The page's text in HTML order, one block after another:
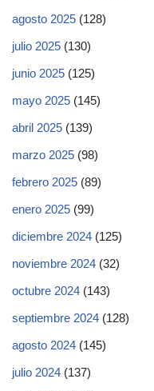
agosto 2025 (128)
julio 2025 (130)
junio 2025 (125)
mayo 2025 (145)
abril 2025 (139)
marzo 2025 (98)
febrero 2025 (89)
enero 2025 (99)
diciembre 2024 (125)
noviembre 2024 (32)
octubre 2024 (143)
septiembre 2024 (128)
agosto 2024 (145)
julio 2024 (137)